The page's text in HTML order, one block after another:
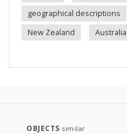
geographical descriptions
New Zealand
Australia
OBJECTS similar